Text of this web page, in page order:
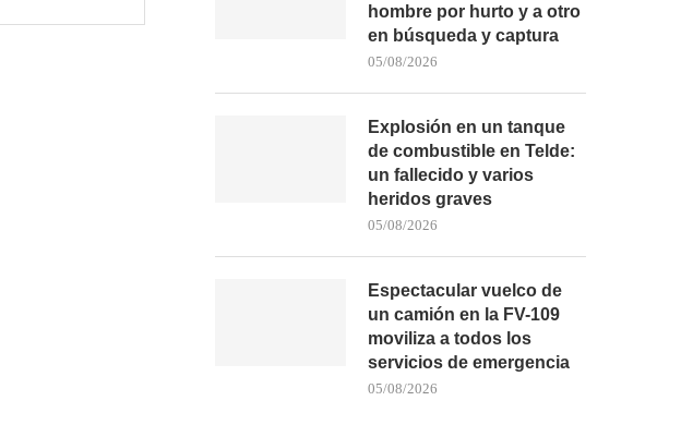
hombre por hurto y a otro
en búsqueda y captura
05/08/2026
Explosión en un tanque
de combustible en Telde:
un fallecido y varios
heridos graves
05/08/2026
Espectacular vuelco de
un camión en la FV-109
moviliza a todos los
servicios de emergencia
05/08/2026